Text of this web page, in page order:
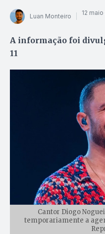
Luan Monteiro 12
A informação foi
11
Cantor Diogo
temporariamente a